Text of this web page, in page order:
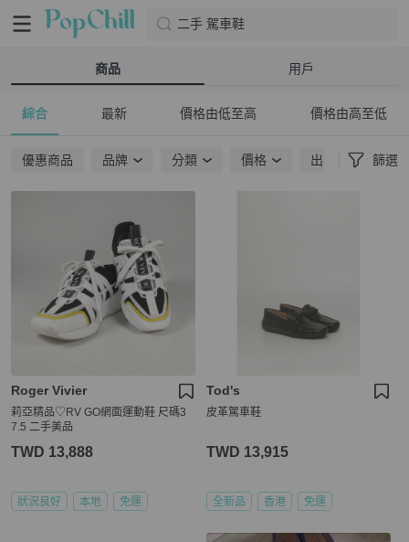
二手 駕車鞋
商品 用戶
綜合 最新 價格由低至高 價格由高至低
優惠商品 品牌 分類 價格 出貨地點 篩選
Roger Vivier
莉亞精品♡RV GO網面運動鞋 尺碼3
7.5 二手美品
TWD 13,888
狀況良好 本地 免運
Tod's
皮革駕車鞋
TWD 13,915
全新品 香港 免運